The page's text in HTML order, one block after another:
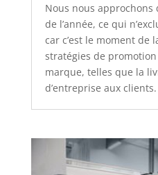
Nous nous
de l’année, ce qui
car c’est le moment de
stratégies de
marque, telles que la
d’entreprise aux